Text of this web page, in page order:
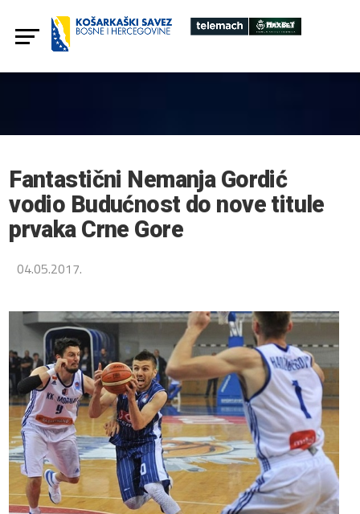
Fantastični Nemanja Gordić
vodio Budućnost do nove titule
prvaka Crne Gore
04.05.2017.